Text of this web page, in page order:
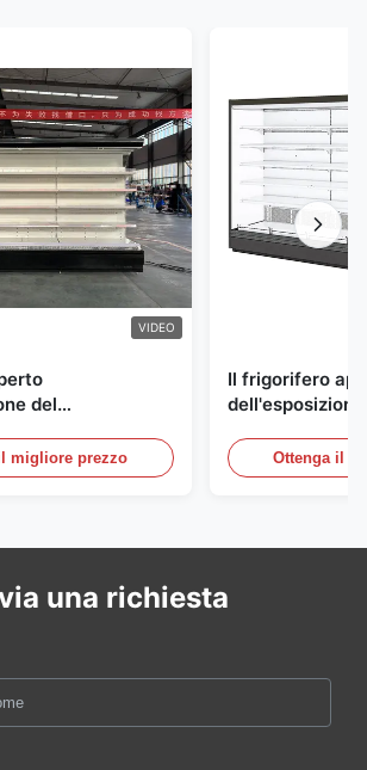
VIDEO
del
del
migliore prezzo
Il frigorifero
refrigerato i
esposizione
Ottenga il
una richiesta